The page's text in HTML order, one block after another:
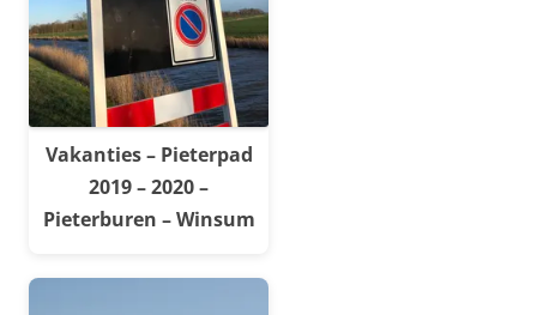
Vakanties – Pieterpad
2019 – 2020 –
Pieterburen – Winsum